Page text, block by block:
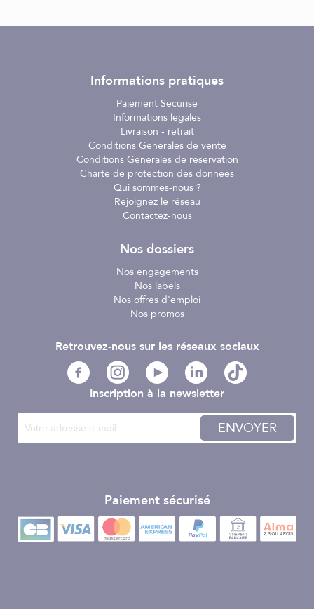
Informations pratiques
Paiement Sécurisé
Informations légales
Livraison - retrait
Conditions Générales de vente
Conditions Générales de réservation
Charte de protection des données
Qui sommes-nous ?
Rejoignez le réseau
Contactez-nous
Nos dossiers
Nos engagements
Nos labels
Nos offres d'emploi
Nos promos
Inscription à la newsletter
ENVOYER
Paiement sécurisé
Retrouvez-nous sur les réseaux sociaux